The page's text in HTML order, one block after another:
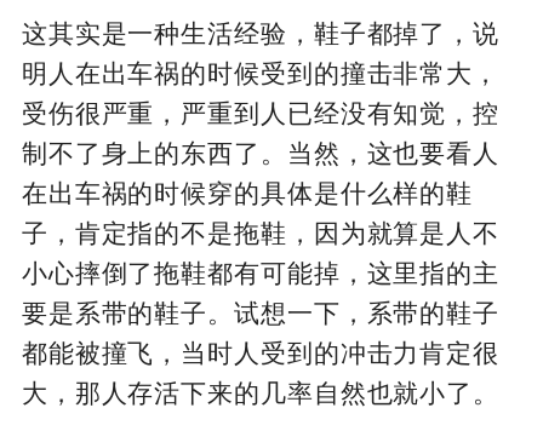
这其实是一种生活经验，鞋子都掉了，说
明人在出车祸的时候受到的撞击非常大，
受伤很严重，严重到人已经没有知觉，控
制不了身上的东西了。当然，这也要看人
在出车祸的时候穿的具体是什么样的鞋
子，肯定指的不是拖鞋，因为就算是人不
小心摔倒了拖鞋都有可能掉，这里指的主
要是系带的鞋子。试想一下，系带的鞋子
都能被撞飞，当时人受到的冲击力肯定很
大，那人存活下来的几率自然也就小了。